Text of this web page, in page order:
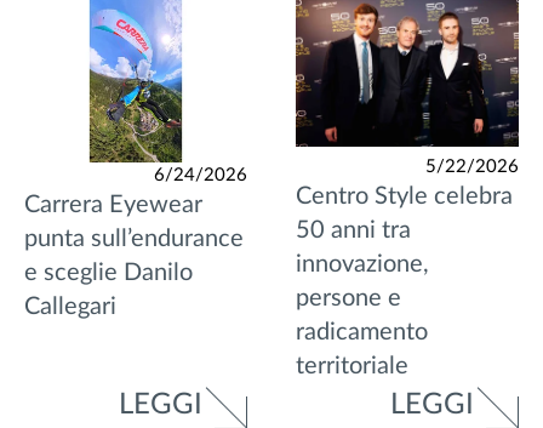
6/24/2026
Carrera Eyewear
punta sull’endurance
e sceglie Danilo
Callegari
LEGGI
5/22/2026
Centro Style celebra
50 anni tra
innovazione,
persone e
radicamento
territoriale
LEGGI